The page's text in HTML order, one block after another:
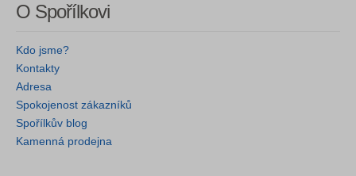
O Spořílkovi
Kdo jsme?
Kontakty
Adresa
Spokojenost zákazníků
Spořílkův blog
Kamenná prodejna